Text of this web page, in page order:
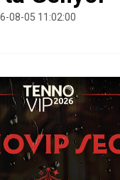
08-05 11:02:00